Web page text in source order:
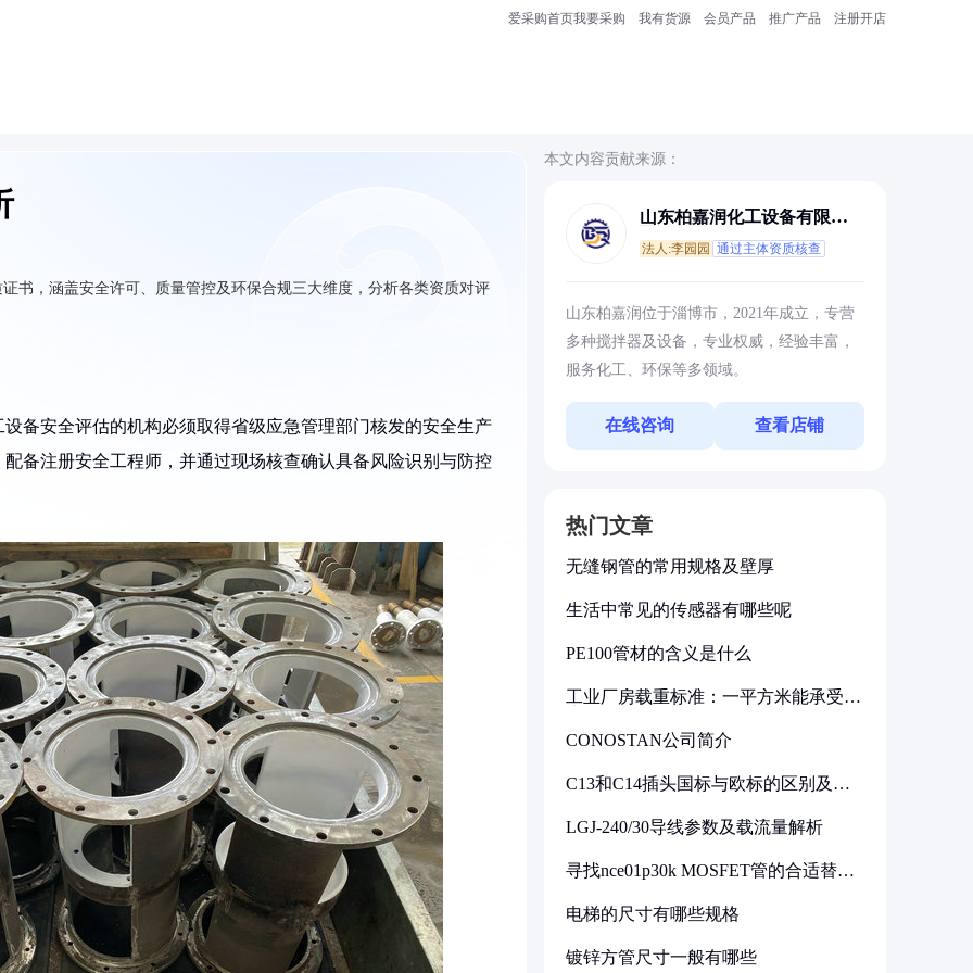
爱采购首页我要采购 我有货源 会员产品 推广产品 注册开店
书，涵盖安全许可、质量管控及环保合规三大维度，分析各类资质对评
备安全评估的机构必须取得省级应急管理部门核发的安全生产
备注册安全工程师，并通过现场核查确认具备风险识别与防控
本文内容贡献来源：
山东柏嘉润化工设备有限公
法人:李园园 通过主体资质核查
山东柏嘉润位于淄博市，2021年成立，专营
多种搅拌器及设备，专业权威，经验丰富，
服务化工、环保等多领域。
在线咨询 查看店铺
热门文章
无缝钢管的常用规格及壁厚
生活中常见的传感器有哪些呢
PE100管材的含义是什么
工业厂房载重标准：一平方米能承受多
CONOSTAN公司简介
C13和C14插头国标与欧标的区别及其
LGJ-240/30导线参数及载流量解析
寻找nce01p30k MOSFET管的合适替代
电梯的尺寸有哪些规格
镀锌方管尺寸一般有哪些